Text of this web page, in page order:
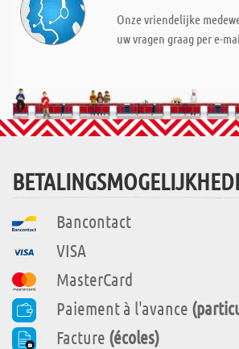
Onze vriendelijke
uw vragen graag per e-
Bancontact
VISA
MasterCard
Paiement à l'avance
Facture (écoles)